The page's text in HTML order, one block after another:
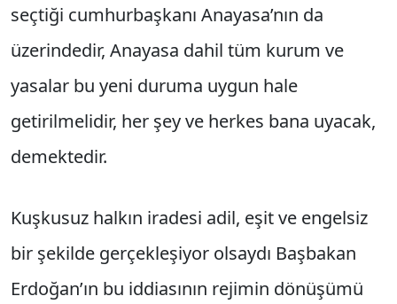
seçtiği cumhurbaşkanı Anayasa’nın da
üzerindedir, Anayasa dahil tüm kurum ve
yasalar bu yeni duruma uygun hale
getirilmelidir, her şey ve herkes bana uyacak,
demektedir.
Kuşkusuz halkın iradesi adil, eşit ve engelsiz
bir şekilde gerçekleşiyor olsaydı Başbakan
Erdoğan’ın bu iddiasının rejimin dönüşümü